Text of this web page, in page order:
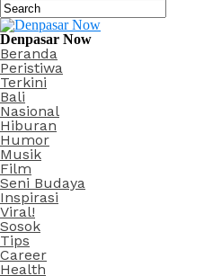
Denpasar Now
Beranda
Peristiwa
Terkini
Bali
Nasional
Hiburan
Humor
Musik
Film
Seni Budaya
Inspirasi
Viral!
Sosok
Tips
Career
Health